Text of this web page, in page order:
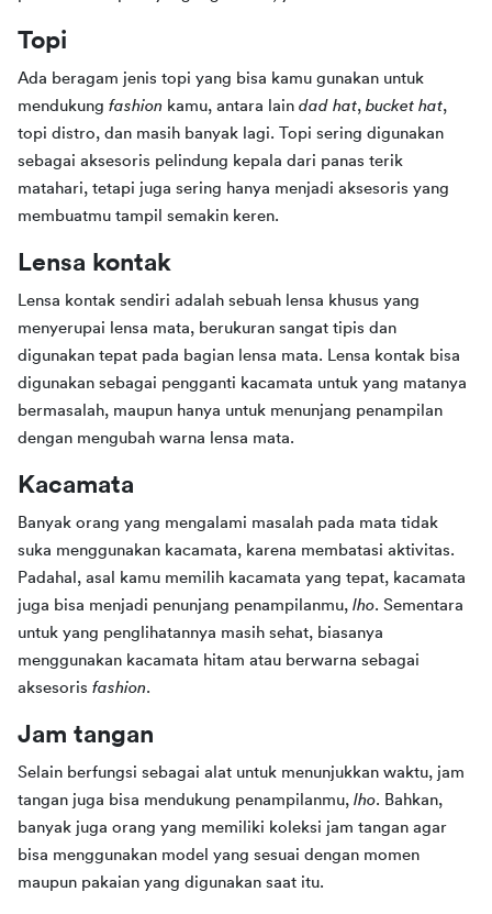
Topi
Ada beragam jenis topi yang bisa kamu gunakan untuk
mendukung fashion kamu, antara lain dad hat, bucket hat,
topi distro, dan masih banyak lagi. Topi sering digunakan
sebagai aksesoris pelindung kepala dari panas terik
matahari, tetapi juga sering hanya menjadi aksesoris yang
membuatmu tampil semakin keren.
Lensa kontak
Lensa kontak sendiri adalah sebuah lensa khusus yang
menyerupai lensa mata, berukuran sangat tipis dan
digunakan tepat pada bagian lensa mata. Lensa kontak bisa
digunakan sebagai pengganti kacamata untuk yang matanya
bermasalah, maupun hanya untuk menunjang penampilan
dengan mengubah warna lensa mata.
Kacamata
Banyak orang yang mengalami masalah pada mata tidak
suka menggunakan kacamata, karena membatasi aktivitas.
Padahal, asal kamu memilih kacamata yang tepat, kacamata
juga bisa menjadi penunjang penampilanmu, lho. Sementara
untuk yang penglihatannya masih sehat, biasanya
menggunakan kacamata hitam atau berwarna sebagai
aksesoris fashion.
Jam tangan
Selain berfungsi sebagai alat untuk menunjukkan waktu, jam
tangan juga bisa mendukung penampilanmu, lho. Bahkan,
banyak juga orang yang memiliki koleksi jam tangan agar
bisa menggunakan model yang sesuai dengan momen
maupun pakaian yang digunakan saat itu.